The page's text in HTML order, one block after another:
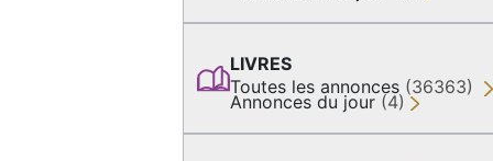
LIVRES
Toutes les annonces (36363)
Annonces du jour (4)